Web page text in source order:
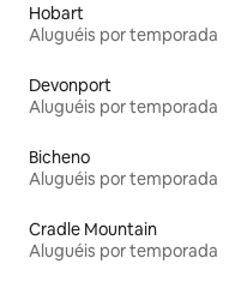
Hobart
Aluguéis por temporada
Devonport
Aluguéis por temporada
Bicheno
Aluguéis por temporada
Cradle Mountain
Aluguéis por temporada